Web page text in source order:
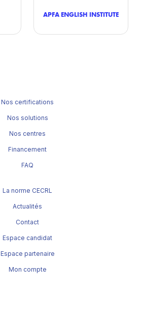
APFA ENGLISH INSTITUTE
Nos certifications
Nos solutions
Nos centres
Financement
FAQ
La norme CECRL
Actualités
Contact
Espace candidat
Espace partenaire
Mon compte